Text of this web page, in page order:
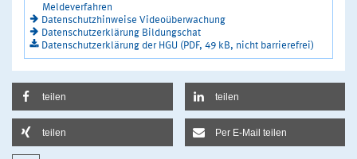
Meldeverfahren
Datenschutzhinweise Videoüberwachung
Datenschutzerklärung Bildungschat
Datenschutzerklärung der HGU (PDF, 49 kB, nicht barrierefrei)
teilen teilen
teilen Per E-Mail teilen